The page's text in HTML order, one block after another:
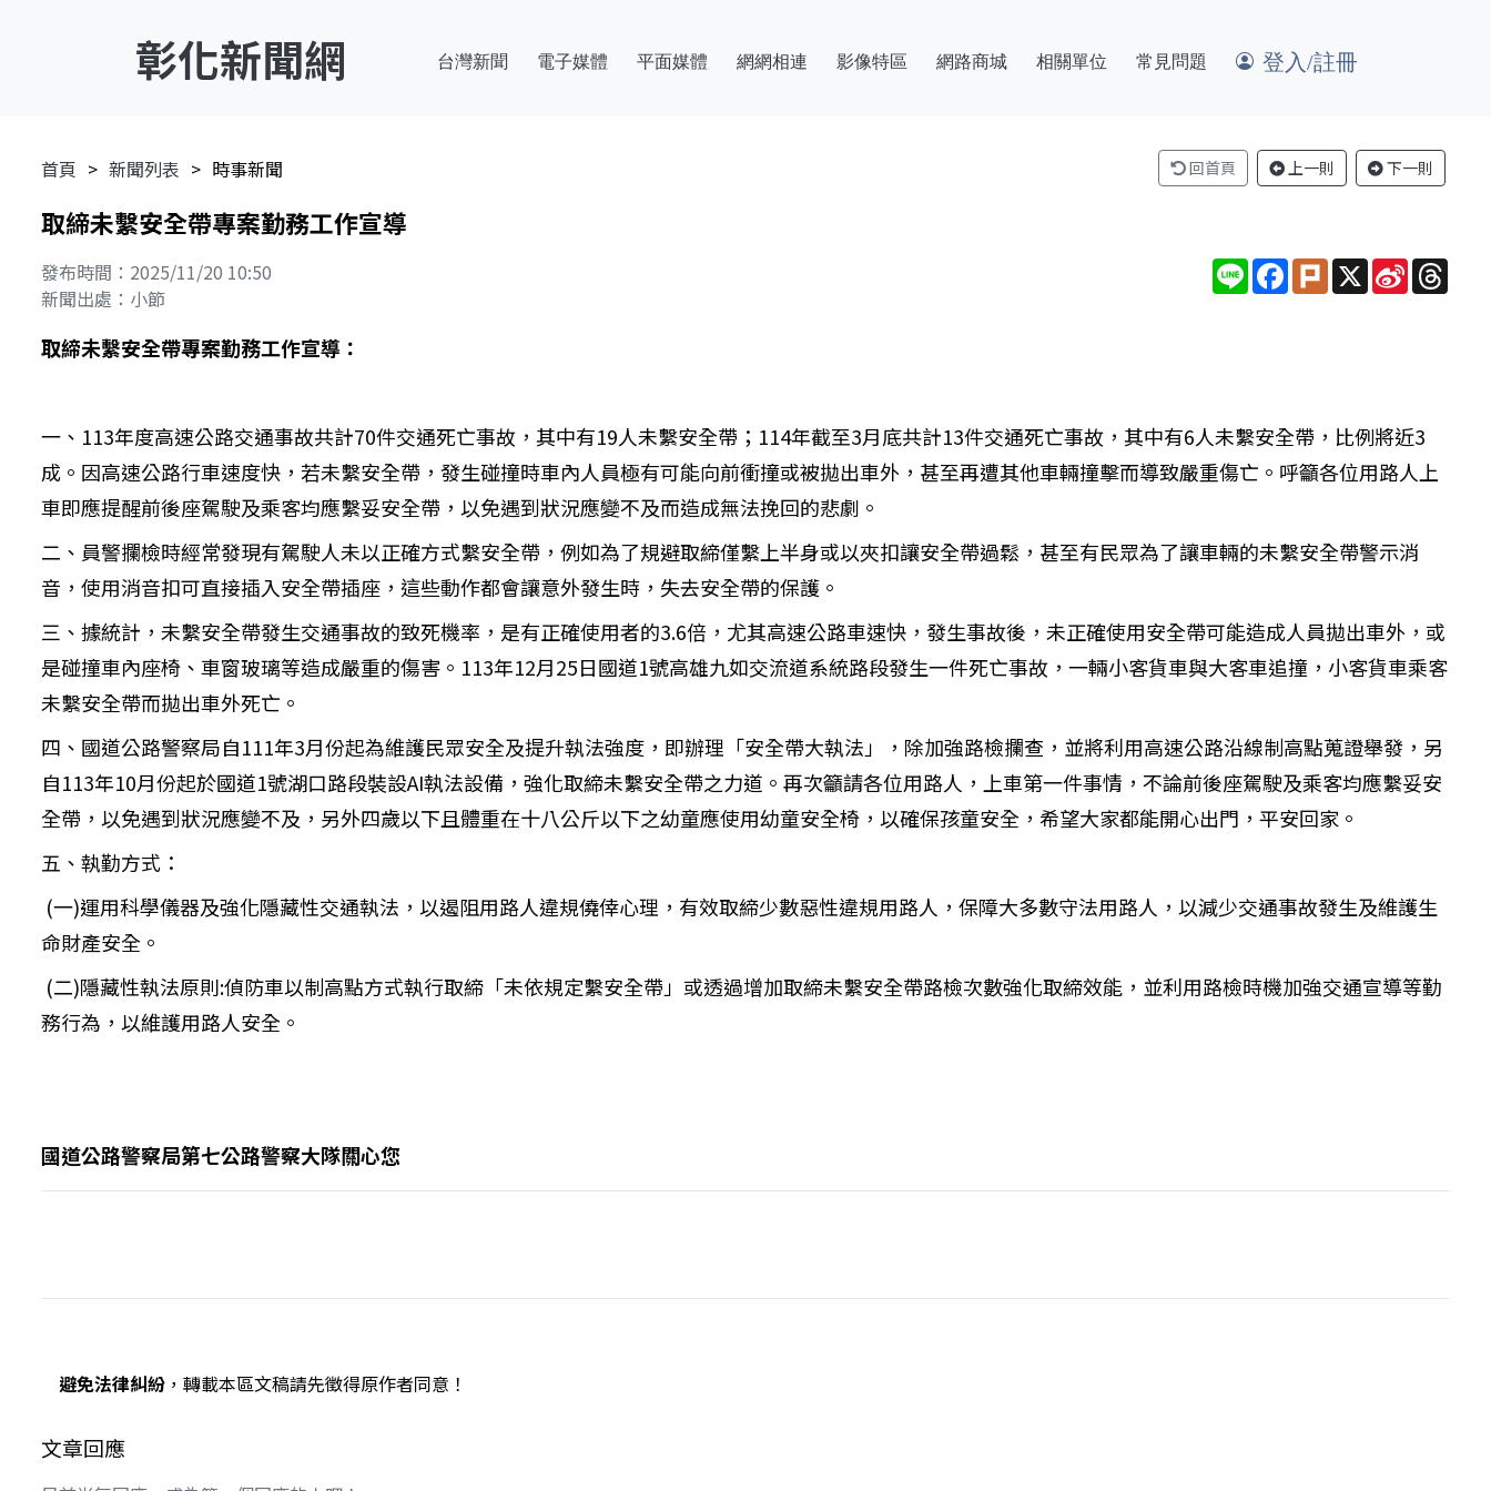
彰化新聞網 台灣新聞 電子媒體 平面媒體 網網相連 影像特區 網路商城 相關單位 常見問題 登入/註冊
首頁 新聞列表 時事新聞 回首頁 上一則 下一則
取締未繫安全帶專案勤務工作宣導
發布時間：2025/11/20 10:50
新聞出處：小節
Line Facebook
PlurkX Sina
Weibo
取締未繫安全帶專案勤務工作宣導：
一、113年度高速公路交通事故共計70件交通死亡事故，其中有19人未繫安全帶；114年截至3月底共計13件交通死亡事故，其中有6人未繫安全帶，比例將近3
成。因高速公路行車速度快，若未繫安全帶，發生碰撞時車內人員極有可能向前衝撞或被拋出車外，甚至再遭其他車輛撞擊而導致嚴重傷亡。呼籲各位用路人上
車即應提醒前後座駕駛及乘客均應繫妥安全帶，以免遇到狀況應變不及而造成無法挽回的悲劇。
二、員警攔檢時經常發現有駕駛人未以正確方式繫安全帶，例如為了規避取締僅繫上半身或以夾扣讓安全帶過鬆，甚至有民眾為了讓車輛的未繫安全帶警示消
音，使用消音扣可直接插入安全帶插座，這些動作都會讓意外發生時，失去安全帶的保護。
三、據統計，未繫安全帶發生交通事故的致死機率，是有正確使用者的3.6倍，尤其高速公路車速快，發生事故後，未正確使用安全帶可能造成人員拋出車外，或
是碰撞車內座椅、車窗玻璃等造成嚴重的傷害。113年12月25日國道1號高雄九如交流道系統路段發生一件死亡事故，一輛小客貨車與大客車追撞，小客貨車乘客
未繫安全帶而拋出車外死亡。
四、國道公路警察局自111年3月份起為維護民眾安全及提升執法強度，即辦理「安全帶大執法」，除加強路檢攔查，並將利用高速公路沿線制高點蒐證舉發，另
自113年10月份起於國道1號湖口路段裝設AI執法設備，強化取締未繫安全帶之力道。再次籲請各位用路人，上車第一件事情，不論前後座駕駛及乘客均應繫妥安
全帶，以免遇到狀況應變不及，另外四歲以下且體重在十八公斤以下之幼童應使用幼童安全椅，以確保孩童安全，希望大家都能開心出門，平安回家。
五、執勤方式：
(一)運用科學儀器及強化隱藏性交通執法，以遏阻用路人違規僥倖心理，有效取締少數惡性違規用路人，保障大多數守法用路人，以減少交通事故發生及維護生
命財產安全。
(二)隱藏性執法原則:偵防車以制高點方式執行取締「未依規定繫安全帶」或透過增加取締未繫安全帶路檢次數強化取締效能，並利用路檢時機加強交通宣導等勤
務行為，以維護用路人安全。
國道公路警察局第七公路警察大隊關心您
避免法律糾紛 ，轉載本區文稿請先徵得原作者同意！
文章回應